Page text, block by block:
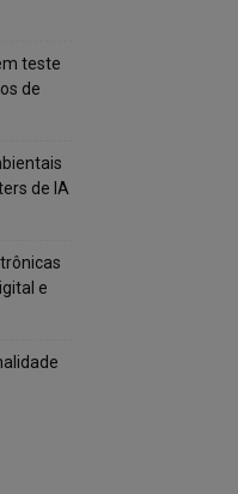
teste
de
de IA
e